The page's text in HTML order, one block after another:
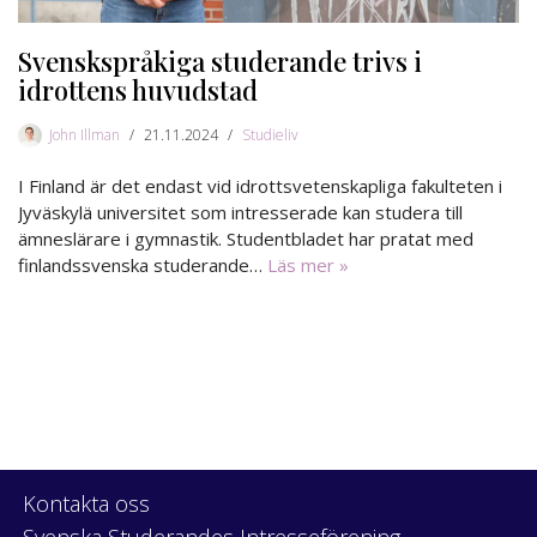
Svenskspråkiga studerande trivs i
idrottens huvudstad
John Illman 21.11.2024 Studieliv
I Finland är det endast vid idrottsvetenskapliga fakulteten i
Jyväskylä universitet som intresserade kan studera till
ämneslärare i gymnastik. Studentbladet har pratat med
finlandssvenska studerande… Läs mer »
Kontakta oss